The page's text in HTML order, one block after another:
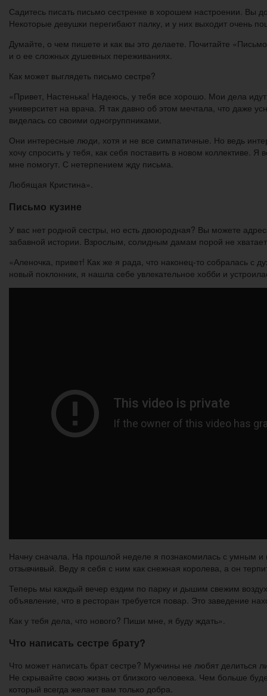
Садитесь писать письмо сестренке в хорошем настроении. Вы
Некоторые девушки перегибают палку, и у них выходит очень
Думайте, о чем пишете и как вы это делаете. Почитайте
и о ее сложных душевных переживаниях.
Как может выглядеть письмо сестре?
«Привет, Настенька! Надеюсь, у тебя все хорошо. Мои дела
университет на врача. Я так давно об этом мечтала, что даже
виделась со своими одногруппниками.
Они интересные люди, хотя и не все симпатичные. Но ведь
хочу спросить у тебя, как себя поставить в новом
мне помогут. С нетерпением жду письма.
Любящая Кристина».
Письмо кузине
У вас нет родной сестры, но есть двоюродная? Вы можете
забавной истории. Взрослым, солидным дамам порой не
«Аленочка, привет! Как же я рада, что наконец-то собралась с
новый поклонник, я нашла себе увлекательное хобби и
Начну сначала. На прошлой неделе я познакомилась с умным
отзывчивый. Веду я себя с ним как снежная королева, а он
Теперь мы каждый вечер ездим по парку и дышим свежим
объявление, что в ресторан требуется повар. Это заведение
Как у тебя дела, что нового? Пиши мне, я буду ждать».
Что написать сестре брату?
Что может написать брат сестре? Мужчины не любят делиться
Не скрывайте свою жизнь от близкого человека. Чем больше
который всегда желает вам только добра.